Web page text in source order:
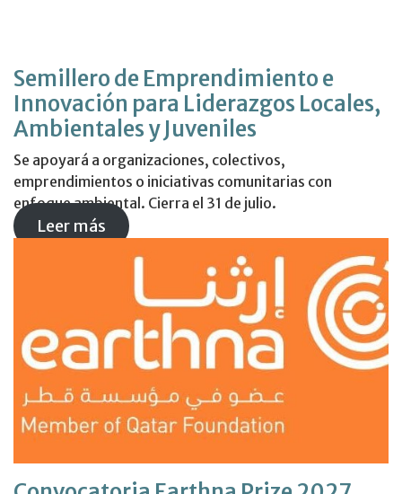
Semillero de Emprendimiento e
Innovación para Liderazgos Locales,
Ambientales y Juveniles
Se apoyará a organizaciones, colectivos,
emprendimientos o iniciativas comunitarias con
enfoque ambiental. Cierra el 31 de julio.
Leer más